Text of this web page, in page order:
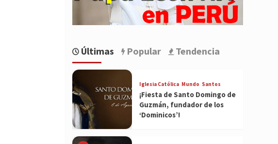
Últimas Popular Tendencia
Iglesia Católica Mundo Santos
¡Fiesta de Santo Domingo de
Guzmán, fundador de los
‘Dominicos’!